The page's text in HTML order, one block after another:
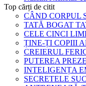
Top cărți de citit
CÂND CORPUL
TATĂ BOGAT
CELE CINCI
ȚINE-ȚI COPIII
CREIERUL
PUTEREA
INTELIGENȚA
SECRETELE